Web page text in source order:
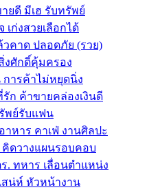
ายดี มีเฮ รับทรัพย์
เก่งสวยเลือกได้
วคาด ปลอดภัย (รวย)
งศักดิ์คุ้มครอง
การค้าไม่หยุดนิ่ง
รัก ค้าขายคล่องเงินดี
รัพย์รับแฟน
าหาร คาเฟ่ งานศิลปะ
คิดวางแผนรอบคอบ
ร. ทหาร เลื่อนตำแหน่ง
เสน่ห์ หัวหน้างาน